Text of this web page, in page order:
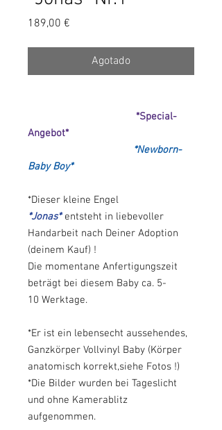
189,00 €
Agotado
*Special-
Angebot*
*Newborn-
Baby Boy*
*Dieser kleine Engel
*Jonas* entsteht in liebevoller
Handarbeit nach Deiner Adoption
(deinem Kauf) !
Die momentane Anfertigungszeit
beträgt bei diesem Baby ca. 5-
10 Werktage.
*Er ist ein lebensecht aussehendes,
Ganzkörper Vollvinyl Baby (Körper
anatomisch korrekt,siehe Fotos !)
*Die Bilder wurden bei Tageslicht
und ohne Kamerablitz
aufgenommen.